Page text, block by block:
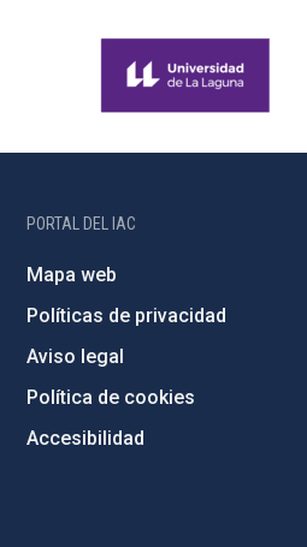
PORTAL DEL IAC
Mapa web
Políticas de privacidad
Aviso legal
Política de cookies
Accesibilidad